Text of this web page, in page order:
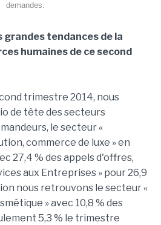
demandes.
grandes tendances de la
humaines de ce second
trimestre 2014, nous
de tête des secteurs
le secteur «
commerce de luxe » en
27,4 % des appels d'offres,
aux Entreprises » pour 26,9
nous retrouvons le secteur «
» avec 10,8 % des
5,3 % le trimestre